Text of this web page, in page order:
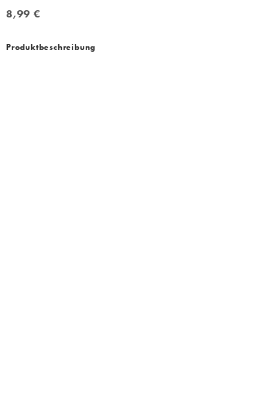
8,99 €
8,99 €
Produktbeschreibung